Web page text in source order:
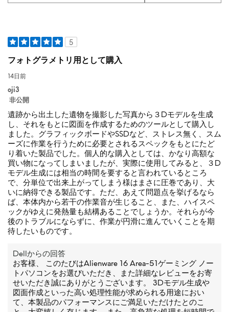
5
フォトグラメトリ用として購入
14日前
oji3
非公開
遺跡から出土した遺物を撮影した写真から３Dモデルを生成
し、それをもとに図面を作成するためのツールとして購入し
ました。グラフィックボードやSSDなど、ストレス無く、スム
ーズに作業を行うために必要とされるスペックをもとにたど
り着いた製品でした。個人的な購入としては、かなり高額な
買い物になってしまいましたが、実際に使用してみると、３D
モデル生成には相当の時間を要すると言われているところ
で、分単位で出来上がってしまう様はまさに圧巻であり、大
いに納得できる製品です。ただ、あえて問題点を挙げるなら
ば、本体内から若干の作業音が生じること、また、ハイスペ
ックがゆえに発熱量も結構あることでしょうか。それらが今
後のトラブルにならずに、作業が円滑に進んでいくことを期
待したいものです。
Dellからの回答
お客様、 このたびはAlienware 16 Area-51ゲーミング ノー
トパソコンをお選びいただき、また詳細なレビューをお寄
せいただき誠にありがとうございます。 3Dモデル生成や
図面作成といった高い処理性能が求められる用途におい
て、本製品のパフォーマンスにご満足いただけたとのこ